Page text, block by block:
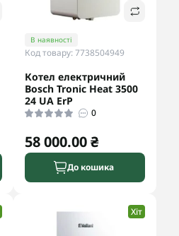
В наявності
Код товару: 7738504949
Котел електричний
Bosch Tronic Heat 3500
24 UA ErP
0
58 000.00 ₴
До кошика
Хіт